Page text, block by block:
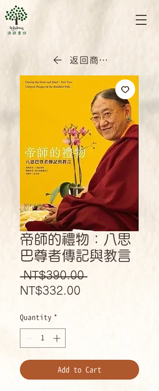
返回商店首頁
帝師的禮物：八思
巴尊者傳記與教言
NT$390.00 Regular
NT$332.00
Quantity *
Add to Cart